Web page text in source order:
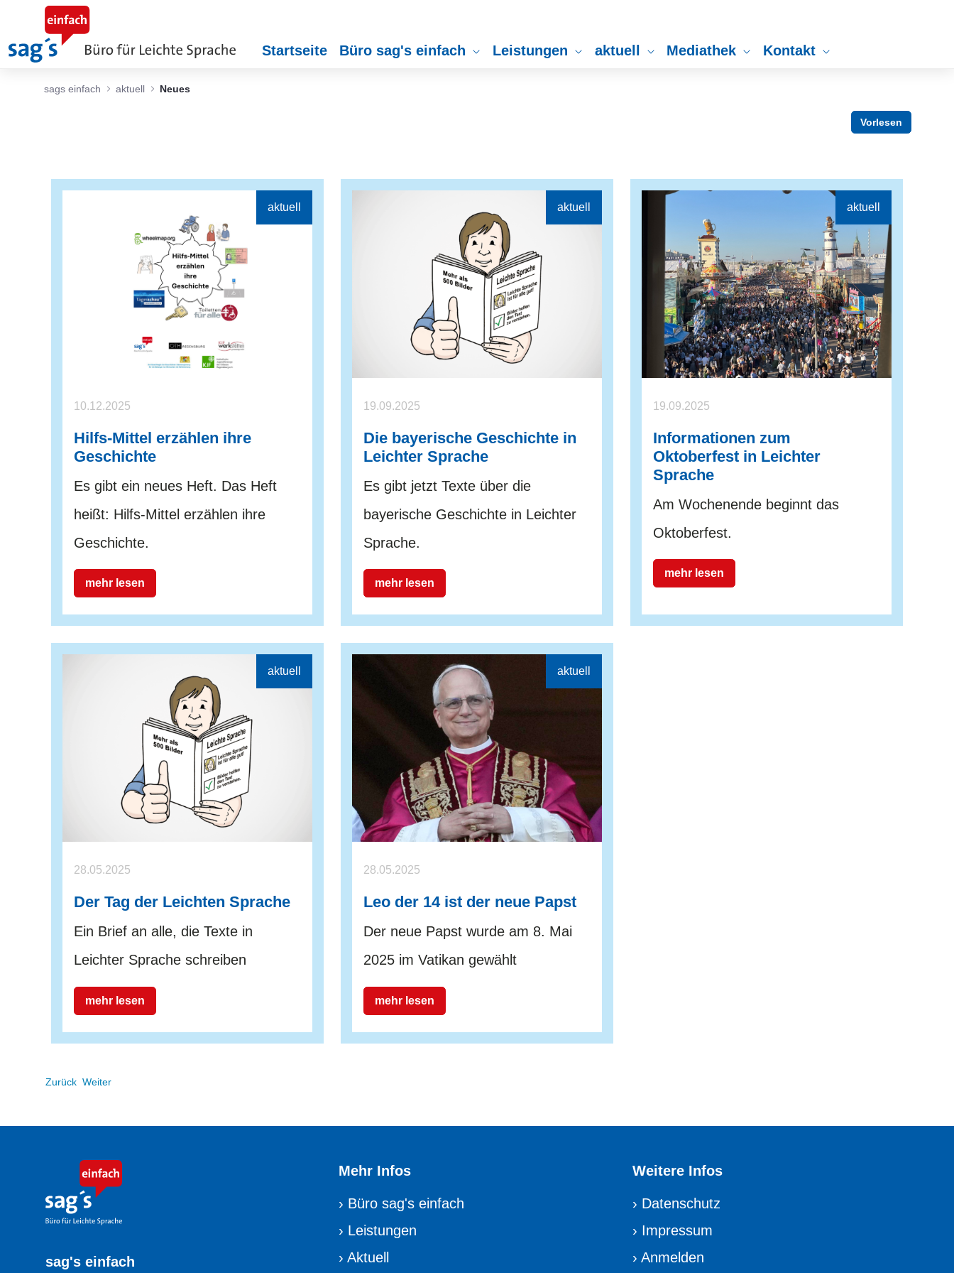
Zum Hauptinhalt springen
Startseite Büro sag's einfach Leistungen aktuell Mediathek Kontakt
sags einfach aktuell Neues
Vorlesen
10.12.2025
Hilfs-Mittel erzählen ihre
Geschichte
Es gibt ein neues Heft. Das Heft
heißt: Hilfs-Mittel erzählen ihre
Geschichte.
mehr lesen
19.09.2025
Die bayerische Geschichte in
Leichter Sprache
Es gibt jetzt Texte über die
bayerische Geschichte in Leichter
Sprache.
mehr lesen
19.09.2025
Informationen zum
Oktoberfest in Leichter
Sprache
Am Wochenende beginnt das
Oktoberfest.
mehr lesen
28.05.2025
Der Tag der Leichten Sprache
Ein Brief an alle, die Texte in
Leichter Sprache schreiben
mehr lesen
28.05.2025
Leo der 14 ist der neue Papst
Der neue Papst wurde am 8. Mai
2025 im Vatikan gewählt
mehr lesen
Zurück Weiter
sag's einfach
Mehr Infos
› Büro sag's einfach
› Leistungen
›Aktuell
Weitere Infos
› Datenschutz
› Impressum
› Anmelden